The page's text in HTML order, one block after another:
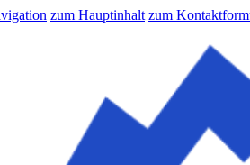
zum Hauptinhalt zum